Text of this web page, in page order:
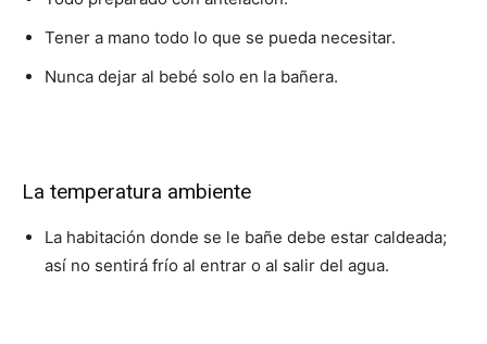
Tener a mano todo lo que se pueda necesitar.
Nunca dejar al bebé solo en la bañera.
La temperatura ambiente
La habitación donde se le bañe debe estar caldeada;
así no sentirá frío al entrar o al salir del agua.